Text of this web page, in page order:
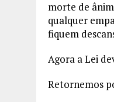
morte de
qualquer
fiquem
Agora a Lei
Retornemos